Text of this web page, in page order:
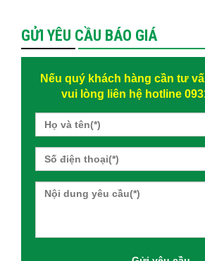
GỬI YÊU CẦU BÁO GIÁ
Nếu quý khách hàng cần tư
vui lòng liên hệ hotline